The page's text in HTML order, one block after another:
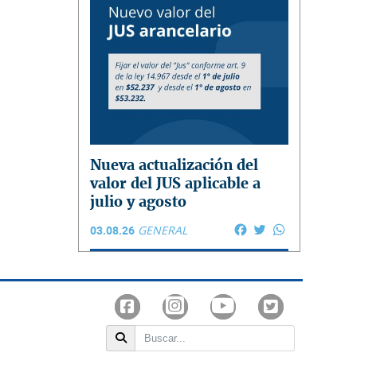
Nueva actualización del
valor del JUS aplicable a
julio y agosto
03.08.26 GENERAL Facebook
Twitter